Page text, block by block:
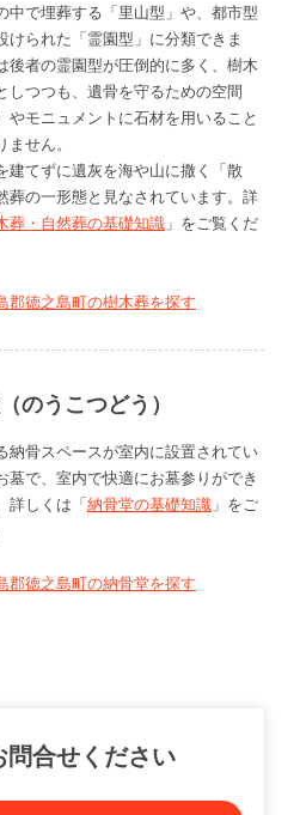
中で埋葬する「里山型」や、都市型
けられた「霊園型」に分類できま
後者の霊園型が圧倒的に多く、樹木
しつつも、遺骨を守るための空間
やモニュメントに石材を用いること
ません。
建てずに遺灰を海や山に撒く「散
葬の一形態と見なされています。詳
葬・自然葬の基礎知識 」をご覧くだ
郡徳之島町の樹木葬を探す
のうこつどう）
納骨スペースが室内に設置されてい
墓で、室内で快適にお墓参りができ
詳しくは「納骨堂の基礎知識 」をご
郡徳之島町の納骨堂を探す
問合せください